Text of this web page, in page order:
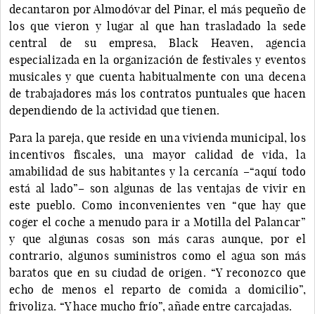
decantaron por Almodóvar del Pinar, el más pequeño de
los que vieron y lugar al que han trasladado la sede
central de su empresa, Black Heaven, agencia
especializada en la organización de festivales y eventos
musicales y que cuenta habitualmente con una decena
de trabajadores más los contratos puntuales que hacen
dependiendo de la actividad que tienen.
Para la pareja, que reside en una vivienda municipal, los
incentivos fiscales, una mayor calidad de vida, la
amabilidad de sus habitantes y la cercanía –“aquí todo
está al lado”– son algunas de las ventajas de vivir en
este pueblo. Como inconvenientes ven “que hay que
coger el coche a menudo para ir a Motilla del Palancar”
y que algunas cosas son más caras aunque, por el
contrario, algunos suministros como el agua son más
baratos que en su ciudad de origen. “Y reconozco que
echo de menos el reparto de comida a domicilio”,
frivoliza. “Y hace mucho frío”, añade entre carcajadas.